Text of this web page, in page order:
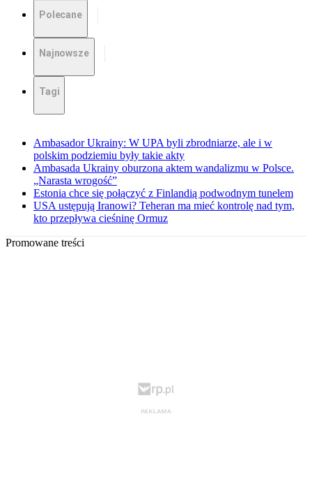
Polecane
Najnowsze
Tagi
Ambasador Ukrainy: W UPA byli zbrodniarze, ale i w
polskim podziemiu były takie akty
Ambasada Ukrainy oburzona aktem wandalizmu w Polsce.
„Narasta wrogość”
Estonia chce się połączyć z Finlandią podwodnym tunelem
USA ustępują Iranowi? Teheran ma mieć kontrolę nad tym,
kto przepływa cieśninę Ormuz
Promowane treści